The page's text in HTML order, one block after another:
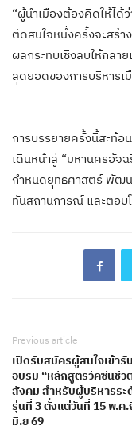
“ผู้นำเมืองต้องคิดให้ได้
ตัดสินใจหนึ่งครั้งจะสร้า
ผลกระทบเชิงลบให้กลา
สุดยอดของการบริหารเ
การบรรยายครั้งนี้สะท้อ
เดินหน้าสู่ “มหานครอัจฉ
กำหนดยุทธศาสตร์ พัฒน
ทันสถานการณ์ และตอบ
Previous article
เปิดรับสมัครผู้สนใจเข้ารั
อบรม “หลักสูตรวัคซีนชีวิ
สังคม สำหรับผู้บริหารระ
รุ่นที่ 3 ตั้งแต่วันที่ 15 พ.ค.
มิ.ย 69